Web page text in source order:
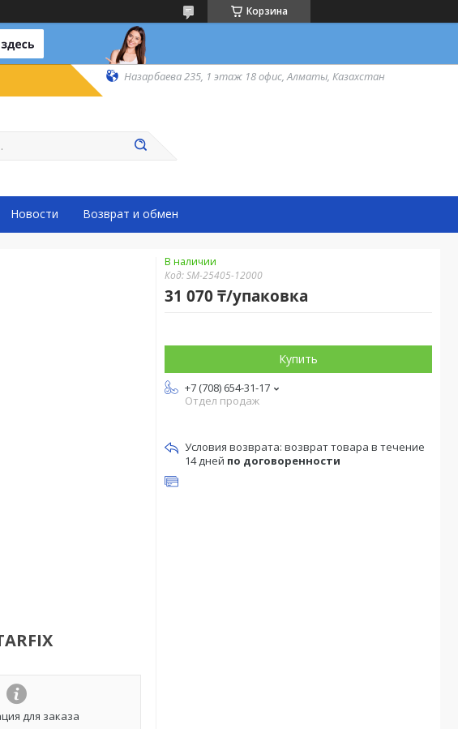
Корзина
Назарбаева 235, 1 этаж 18 офис, Алматы, Казахстан
Новости Возврат и обмен
для заказа
В наличии
Код:SM-25405-12000
31 070 ₸/упаковка
Купить
+7 (708) 654-31-17
Отдел продаж
возврат товара в течение
14 дней по договоренности